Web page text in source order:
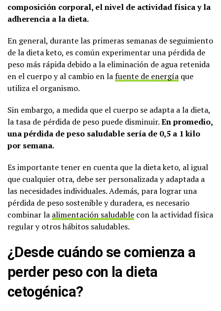
composición corporal, el nivel de actividad física y la
adherencia a la dieta.
En general, durante las primeras semanas de seguimiento
de la dieta keto, es común experimentar una pérdida de
peso más rápida debido a la eliminación de agua retenida
en el cuerpo y al cambio en lafuente de energía que
utiliza el organismo.
Sin embargo, a medida que el cuerpo se adapta a la dieta,
la tasa de pérdida de peso puede disminuir.En promedio,
una pérdida de peso saludable sería de 0,5 a 1 kilo
por semana.
Es importante tener en cuenta que la dieta keto, al igual
que cualquier otra, debe ser personalizada y adaptada a
las necesidades individuales. Además, para lograr una
pérdida de peso sostenible y duradera, es necesario
combinar la alimentación saludable con la actividad física
regular y otros hábitos saludables.
¿Desde cuándo se comienza a
perder peso con la dieta
cetogénica?